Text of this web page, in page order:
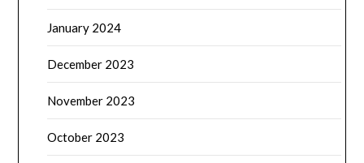
January 2024
December 2023
November 2023
October 2023